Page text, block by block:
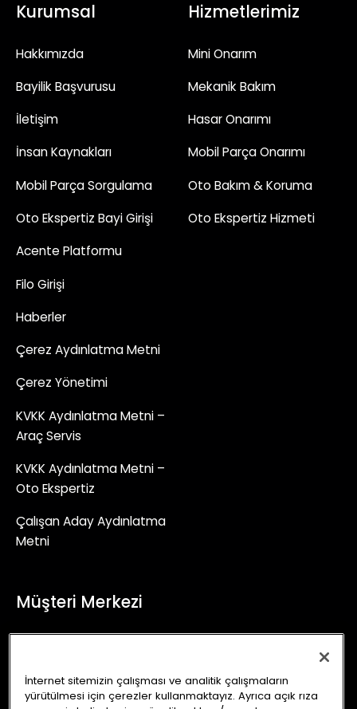
Kurumsal
Hakkımızda
Bayilik Başvurusu
İletişim
İnsan Kaynakları
Mobil Parça Sorgulama
Oto Ekspertiz Bayi Girişi
Acente Platformu
Filo Girişi
Haberler
Çerez Aydınlatma Metni
Çerez Yönetimi
KVKK Aydınlatma Metni –
Araç Servis
KVKK Aydınlatma Metni –
Oto Ekspertiz
Çalışan Aday Aydınlatma
Metni
Hizmetlerimiz
Mini Onarım
Mekanik Bakım
Hasar Onarımı
Mobil Parça Onarımı
Oto Bakım & Koruma
Oto Ekspertiz Hizmeti
Müşteri Merkezi
İletişim Formu
İnternet sitemizin çalışması ve analitik çalışmaların
yürütülmesi için çerezler kullanmaktayız. Ayrıca açık rıza